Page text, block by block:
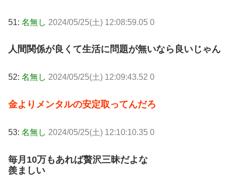
51: 名無し 2024/05/25(土) 12:08:59.05 0
人間関係が良くて生活に問題が無いなら良いじゃん
52: 名無し 2024/05/25(土) 12:09:43.52 0
金よりメンタルの安定取ってんだろ
53: 名無し 2024/05/25(土) 12:10:10.35 0
毎月10万もあれば贅沢三昧だよな
羨ましい